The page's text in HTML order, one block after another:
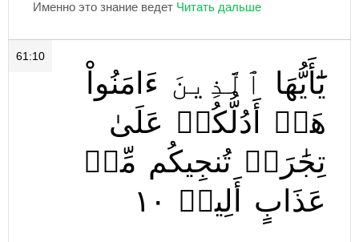
Именно это знание ведет
61:10
يَٰٓأَيُّهَا ٱلَّذِينَ ءَامَنُواْ
هَلۡ
أَدُلُّكُمۡ عَلَىٰ
تِجَٰرَةٖ تُنجِيكُم مِّنۡ
عَذَابٍ
أَلِيمٖ ١٠